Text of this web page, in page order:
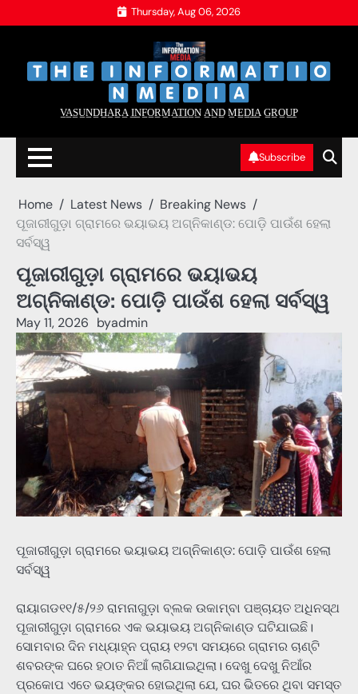
to
Thursday, Aug 06, 2026
V̲A̲S̲U̲N̲D̲H̲A̲R̲A̲ I̲N̲F̲O̲R̲M̲A̲T̲I̲O̲N̲ A̲N̲D̲ M̲E̲D̲I̲A̲ G̲R̲O̲U̲P̲
Subscribe
Home Latest News
Breaking News
ପୂଜାରୀଗୁଡ଼ା ଗ୍ରାମରେ ଭୟାଭୟ ଅଗ୍ନିକାଣ୍ଡ: ପୋଡ଼ି ପାଉଁଶ ହେଲା
ସର୍ବସ୍ୱ
ପୂଜାରୀଗୁଡ଼ା ଗ୍ରାମରେ ଭୟାଭୟ
ଅଗ୍ନିକାଣ୍ଡ: ପୋଡ଼ି ପାଉଁଶ ହେଲା ସର୍ବସ୍ୱ
May 11, 2026 byadmin
ପୂଜାରୀଗୁଡ଼ା ଗ୍ରାମରେ ଭୟାଭୟ ଅଗ୍ନିକାଣ୍ଡ: ପୋଡ଼ି ପାଉଁଶ ହେଲା
ସର୍ବସ୍ୱ
ରାୟାଗଡ୧୧/୫/୨୬ ରାମନାଗୁଡ଼ା ବ୍ଲକ ଉକାମ୍ବା ପଞ୍ଚାୟତ ଅଧିନସ୍ଥ
ପୂଜାରୀଗୁଡ଼ା ଗ୍ରାମରେ ଏକ ଭୟାଭୟ ଅଗ୍ନିକାଣ୍ଡ ଘଟିଯାଇଛି।
ସୋମବାର ଦିନ ମଧ୍ୟାହ୍ନ ପ୍ରାୟ ୧୨ଟା ସମୟରେ ଗ୍ରାମର ଚାଣ୍ଟି
ଶବରଙ୍କ ଘରେ ହଠାତ ନିଆଁ ଲାଗିଯାଇଥିଲା। ଦେଖୁ ଦେଖୁ ନିଆଁର
ପ୍ରକୋପ ଏତେ ଭୟଙ୍କର ହୋଇଥିଲା ଯେ, ଘର ଭିତରେ ଥିବା ସମସ୍ତ